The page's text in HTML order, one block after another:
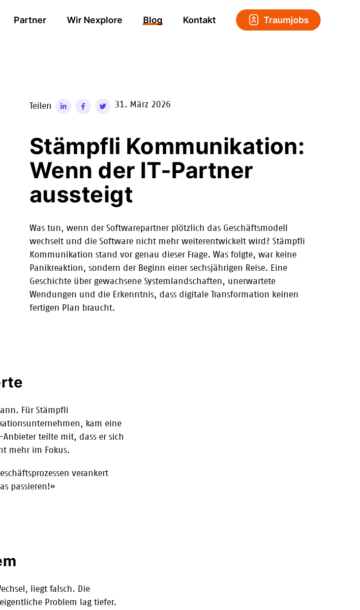
Partner Wir Nexplore Blog Kontakt Traumjobs
Teilen 31. März 2026
Stämpfli Kommunikation:
Wenn der IT-Partner
aussteigt
Was tun, wenn der Softwarepartner plötzlich das Geschäftsmodell
wechselt und die Software nicht mehr weiterentwickelt wird? Stämpfli
Kommunikation stand vor genau dieser Frage. Was folgte, war keine
Panikreaktion, sondern der Beginn einer sechsjährigen Reise. Eine
Geschichte über gewachsene Systemlandschaften, unerwartete
Wendungen und die Erkenntnis, dass digitale Transformation keinen
fertigen Plan braucht.
Für Stämpfli
kam eine
Anbieter teilte mit, dass er sich
mehr im Fokus.
verankert
passieren!»
liegt falsch. Die
Problem lag tiefer.